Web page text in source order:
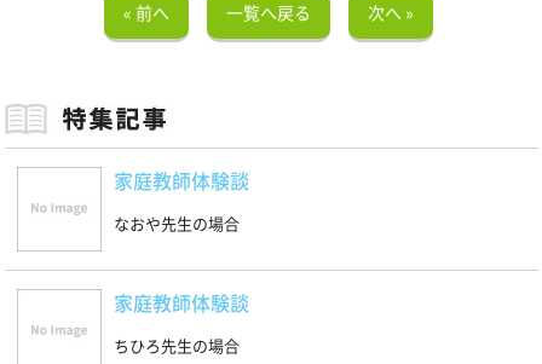
« 前へ 一覧へ戻る 次へ »
家庭教師体験談
なおや先生の場合
家庭教師体験談
ちひろ先生の場合